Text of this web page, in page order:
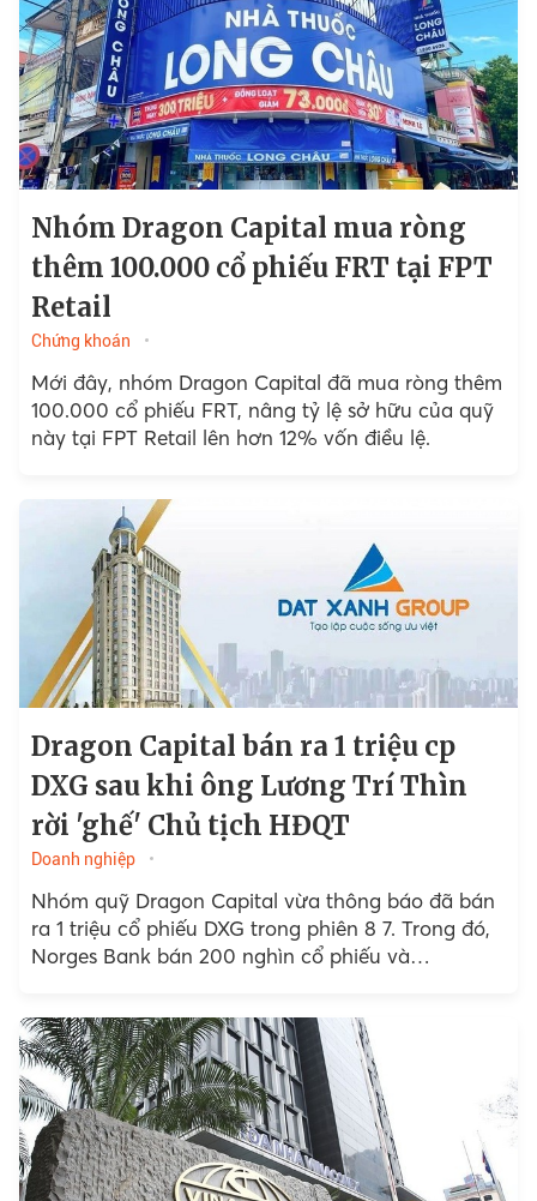
Nhóm Dragon Capital mua ròng
thêm 100.000 cổ phiếu FRT tại FPT
Retail
Chứng khoán
Mới đây, nhóm Dragon Capital đã mua ròng thêm
100.000 cổ phiếu FRT, nâng tỷ lệ sở hữu của quỹ
này tại FPT Retail lên hơn 12% vốn điều lệ.
Dragon Capital bán ra 1 triệu cp
DXG sau khi ông Lương Trí Thìn
rời 'ghế' Chủ tịch HĐQT
Doanh nghiệp
Nhóm quỹ Dragon Capital vừa thông báo đã bán
ra 1 triệu cổ phiếu DXG trong phiên 8 7. Trong đó,
Norges Bank bán 200 nghìn cổ phiếu và